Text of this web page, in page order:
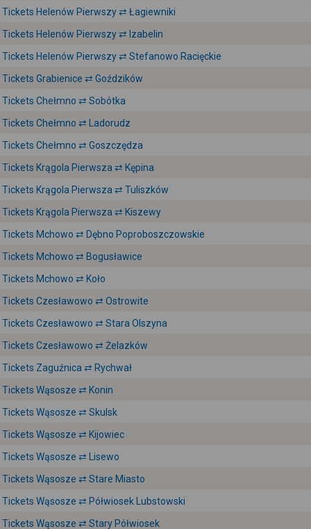
Tickets Helenów Pierwszy ⇄ Łagiewniki
Tickets Helenów Pierwszy ⇄ Izabelin
Tickets Helenów Pierwszy ⇄ Stefanowo Racięckie
Tickets Grabienice ⇄ Goździków
Tickets Chełmno ⇄ Sobótka
Tickets Chełmno ⇄ Ladorudz
Tickets Chełmno ⇄ Goszczędza
Tickets Krągola Pierwsza ⇄ Kępina
Tickets Krągola Pierwsza ⇄ Tuliszków
Tickets Krągola Pierwsza ⇄ Kiszewy
Tickets Mchowo ⇄ Dębno Poproboszczowskie
Tickets Mchowo ⇄ Bogusławice
Tickets Mchowo ⇄ Koło
Tickets Czesławowo ⇄ Ostrowite
Tickets Czesławowo ⇄ Stara Olszyna
Tickets Czesławowo ⇄ Żelazków
Tickets Zaguźnica ⇄ Rychwał
Tickets Wąsosze ⇄ Konin
Tickets Wąsosze ⇄ Skulsk
Tickets Wąsosze ⇄ Kijowiec
Tickets Wąsosze ⇄ Lisewo
Tickets Wąsosze ⇄ Stare Miasto
Tickets Wąsosze ⇄ Półwiosek Lubstowski
Tickets Wąsosze ⇄ Stary Półwiosek